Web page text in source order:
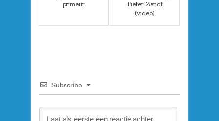
primeur
Pieter Zandt
(video)
Subscribe